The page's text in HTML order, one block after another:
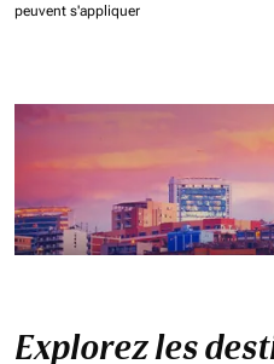
peuvent s'appliquer
Explorez les